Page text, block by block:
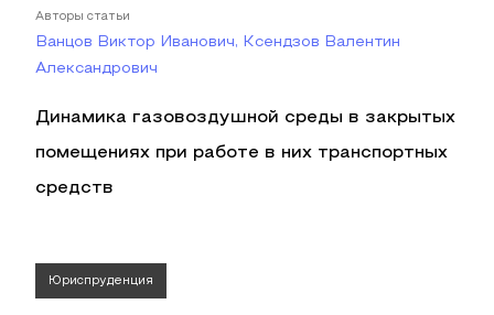
Авторы статьи
Ванцов Виктор Иванович, Ксендзов Валентин
Александрович
Динамика газовоздушной среды в закрытых
помещениях при работе в них транспортных
средств
Юриспруденция